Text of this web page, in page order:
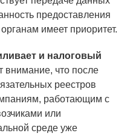
предоставления
имеет приоритет.
и налоговый
что после
реестров
работающим с
или
среде уже